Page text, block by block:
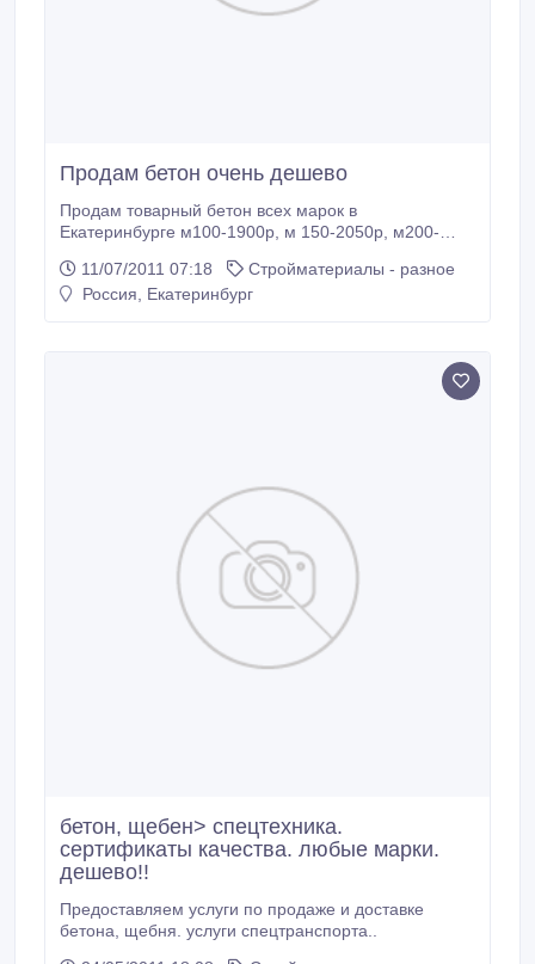
Продам бетон очень дешево
Продам товарный бетон всех марок в
Екатеринбурге м100-1900р, м 150-2050р, м200-
6 и 8 кубов. Возможен самовывоз.
11/07/2011 07:18
Стройматериалы - разное
Россия, Екатеринбург
бетон, щебен> спецтехника.
сертификаты качества. любые марки.
дешево!!
Предоставляем услуги по продаже и доставке
бетона, щебня. услуги спецтранспорта..